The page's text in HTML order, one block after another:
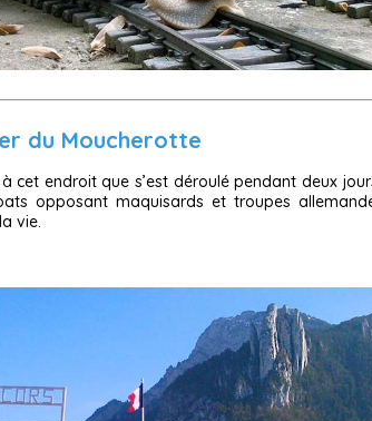
du Moucherotte
à cet endroit que s’est déroulé pendant deux
opposant maquisards et troupes
vie.